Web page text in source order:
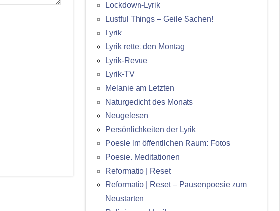
Lockdown-Lyrik
Lustful Things – Geile Sachen!
Lyrik
Lyrik rettet den Montag
Lyrik-Revue
Lyrik-TV
Melanie am Letzten
Naturgedicht des Monats
Neugelesen
Persönlichkeiten der Lyrik
Poesie im öffentlichen Raum: Fotos
Poesie. Meditationen
Reformatio | Reset
Reformatio | Reset – Pausenpoesie zum
Neustarten